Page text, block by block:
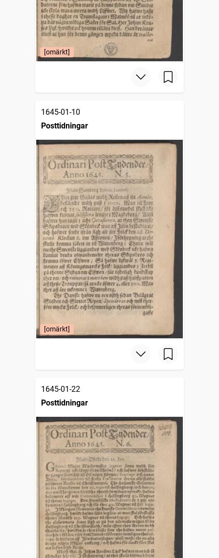
[omärkt]
1645-01-10
Posttidningar
[omärkt]
1645-01-22
Posttidningar